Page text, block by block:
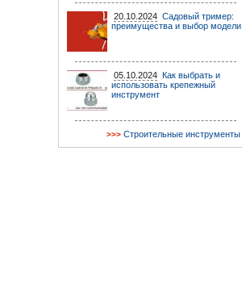
20.10.2024 Садовый тример:
преимущества и выбор модели
05.10.2024 Как выбрать и
использовать крепежный
инструмент
Строительные инструменты